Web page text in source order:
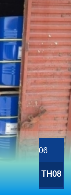
06
TH08